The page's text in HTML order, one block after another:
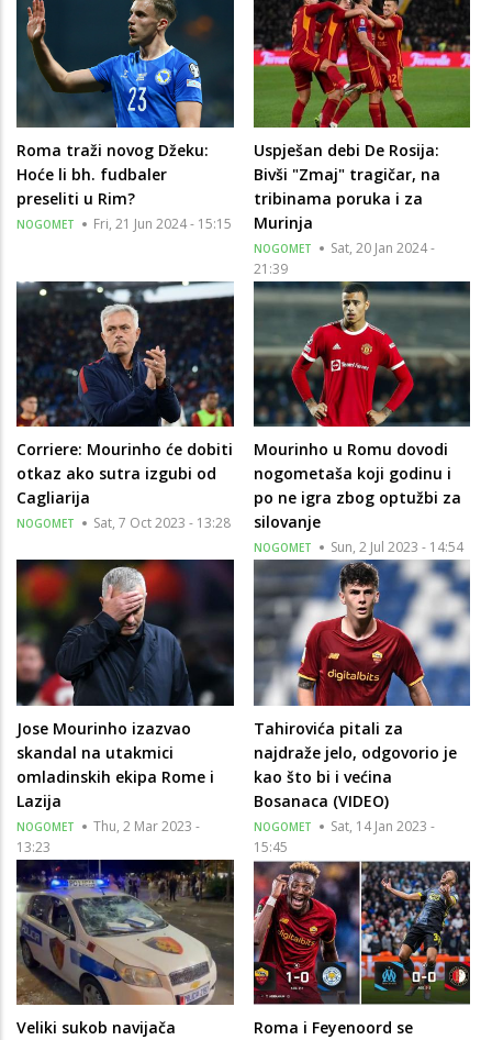
Roma traži novog Džeku:
Hoće li bh. fudbaler
preseliti u Rim?
NOGOMET Fri, 21 Jun 2024 - 15:15
Uspješan debi De Rosija:
Bivši "Zmaj" tragičar, na
tribinama poruka i za
Murinja
NOGOMET
Sat, 20 Jan 2024 -
21:39
Corriere: Mourinho će dobiti
otkaz ako sutra izgubi od
Cagliarija
NOGOMET Sat, 7 Oct 2023 - 13:28
Mourinho u Romu dovodi
nogometaša koji godinu i
po ne igra zbog optužbi za
silovanje
NOGOMET Sun, 2 Jul 2023 - 14:54
Jose Mourinho izazvao
skandal na utakmici
omladinskih ekipa Rome i
Lazija
NOGOMET
Thu, 2 Mar 2023 -
13:23
Tahirovića pitali za
najdraže jelo, odgovorio je
kao što bi i većina
Bosanaca (VIDEO)
NOGOMET
Sat, 14 Jan 2023 -
15:45
Veliki sukob navijača
Roma i Feyenoord se